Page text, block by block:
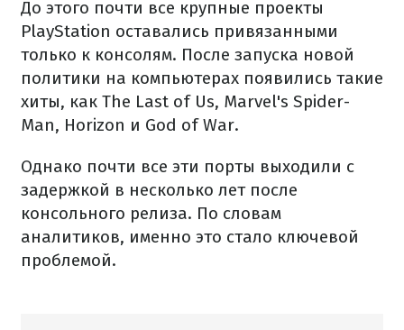
До этого почти все крупные проекты
PlayStation оставались привязанными
только к консолям. После запуска новой
политики на компьютерах появились такие
хиты, как The Last of Us, Marvel's Spider-
Man, Horizon и God of War.
Однако почти все эти порты выходили с
задержкой в несколько лет после
консольного релиза. По словам
аналитиков, именно это стало ключевой
проблемой.